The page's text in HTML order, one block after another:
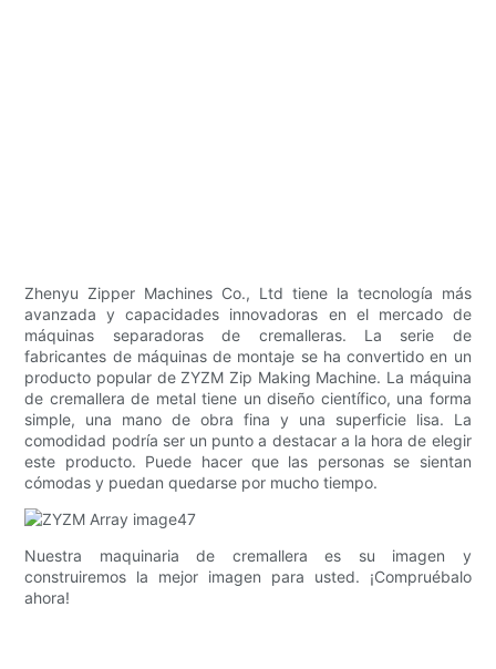
Zhenyu Zipper Machines Co., Ltd tiene la tecnología más
avanzada y capacidades innovadoras en el mercado de
máquinas separadoras de cremalleras. La serie de
fabricantes de máquinas de montaje se ha convertido en un
producto popular de ZYZM Zip Making Machine. La máquina
de cremallera de metal tiene un diseño científico, una forma
simple, una mano de obra fina y una superficie lisa. La
comodidad podría ser un punto a destacar a la hora de elegir
este producto. Puede hacer que las personas se sientan
cómodas y puedan quedarse por mucho tiempo.
Nuestra maquinaria de cremallera es su imagen y
construiremos la mejor imagen para usted. ¡Compruébalo
ahora!